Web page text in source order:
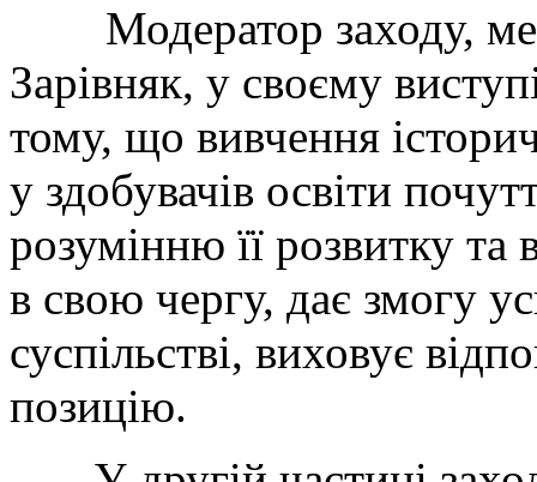
Модератор заходу,
Зарівняк, у своєму
тому, що вивчення
у здобувачів освіти
розумінню її розвитку та
в свою чергу, дає змогу
суспільстві, виховує
позицію.